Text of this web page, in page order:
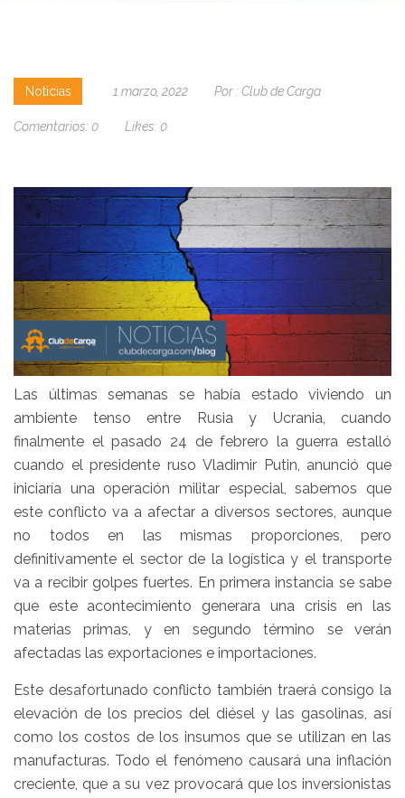
Noticias 1 marzo, 2022 Por : Club de Carga
Comentarios: 0 Likes: 0
Las últimas semanas se había estado viviendo un
ambiente tenso entre Rusia y Ucrania, cuando
finalmente el pasado 24 de febrero la guerra estalló
cuando el presidente ruso Vladimir Putin, anunció que
iniciaría una operación militar especial, sabemos que
este conflicto va a afectar a diversos sectores, aunque
no todos en las mismas proporciones, pero
definitivamente el sector de la logística y el transporte
va a recibir golpes fuertes. En primera instancia se sabe
que este acontecimiento generara una crisis en las
materias primas, y en segundo término se verán
afectadas las exportaciones e importaciones.
Este desafortunado conflicto también traerá consigo la
elevación de los precios del diésel y las gasolinas, así
como los costos de los insumos que se utilizan en las
manufacturas. Todo el fenómeno causará una inflación
creciente, que a su vez provocará que los inversionistas